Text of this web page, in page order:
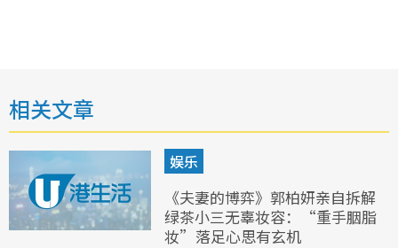
相关文章
娱乐
《夫妻的博弈》郭柏妍亲自拆解
绿茶小三无辜妆容：“重手胭脂
妆”落足心思有玄机